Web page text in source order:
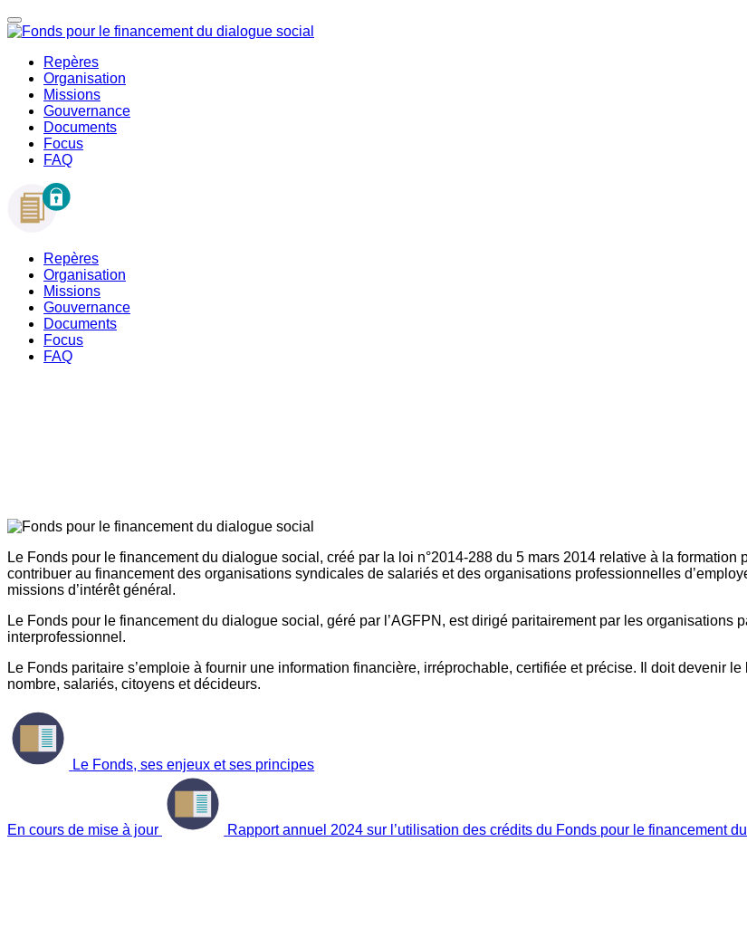
Repères
Organisation
Missions
Gouvernance
Documents
Focus
FAQ
Repères
Organisation
Missions
Gouvernance
Documents
Focus
FAQ
Le Fonds pour le financement du dialogue social, créé par la loi n°2014-288 du 5 mars 2014 relative à la
contribuer au financement des organisations syndicales de salariés et des organisations professionnelles
missions d’intérêt général.
Le Fonds pour le financement du dialogue social, géré par l’AGFPN, est dirigé paritairement par les
interprofessionnel.
Le Fonds paritaire s’emploie à fournir une information financière, irréprochable, certifiée et précise. Il doit devenir
nombre, salariés, citoyens et décideurs.
Le Fonds, ses enjeux et ses principes
En cours de mise à jour Rapport annuel 2024 sur l’utilisation des crédits du Fonds pour le financement